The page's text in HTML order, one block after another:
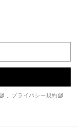
プライバシー規約